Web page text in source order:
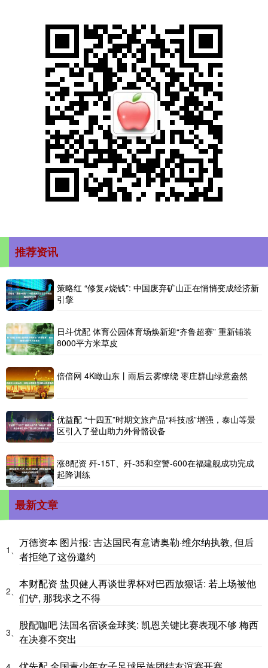
推荐资讯
策略红 “修复≠烧钱”: 中国废弃矿山正在悄悄变成经济新
引擎
日斗优配 体育公园体育场焕新迎“齐鲁超赛” 重新铺装
8000平方米草皮
倍倍网 4K瞰山东丨雨后云雾缭绕 枣庄群山绿意盎然
优益配 “十四五”时期文旅产品“科技感”增强，泰山等景
区引入了登山助力外骨骼设备
涨8配资 歼-15T、歼-35和空警-600在福建舰成功完成
起降训练
最新文章
1、
万德资本 图片报: 吉达国民有意请奥勒·维尔纳执教, 但后
者拒绝了这份邀约
2、
本财配资 盐贝健人再谈世界杯对巴西放狠话: 若上场被他
们铲, 那我求之不得
3、
股配咖吧 法国名宿谈金球奖: 凯恩关键比赛表现不够 梅西
在决赛不突出